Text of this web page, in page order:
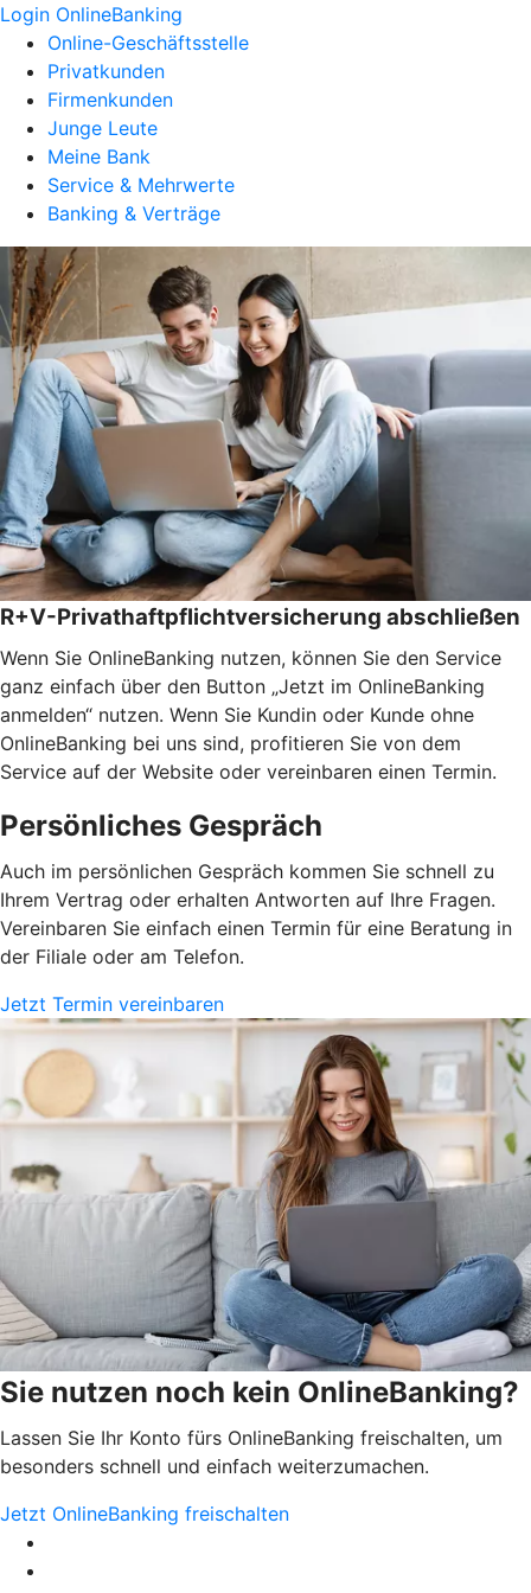
Login OnlineBanking
Online-Geschäftsstelle
Privatkunden
Firmenkunden
Junge Leute
Meine Bank
Service & Mehrwerte
Banking & Verträge
R+V-Privathaftpflichtversicherung abschließen
Wenn Sie OnlineBanking nutzen, können Sie den Service
ganz einfach über den Button „Jetzt im OnlineBanking
anmelden“ nutzen. Wenn Sie Kundin oder Kunde ohne
OnlineBanking bei uns sind, profitieren Sie von dem
Service auf der Website oder vereinbaren einen Termin.
Persönliches Gespräch
Auch im persönlichen Gespräch kommen Sie schnell zu
Ihrem Vertrag oder erhalten Antworten auf Ihre Fragen.
Vereinbaren Sie einfach einen Termin für eine Beratung in
der Filiale oder am Telefon.
Jetzt Termin vereinbaren
Sie nutzen noch kein OnlineBanking?
Lassen Sie Ihr Konto fürs OnlineBanking freischalten, um
besonders schnell und einfach weiterzumachen.
Jetzt OnlineBanking freischalten